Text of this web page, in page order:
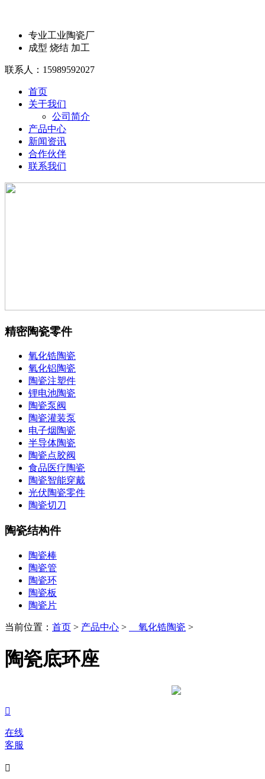
专业工业陶瓷厂
成型 烧结 加工
联系人： 15989592027
首页
关于我们
公司简介
产品中心
新闻资讯
合作伙伴
联系我们
精密陶瓷零件
氧化锆陶瓷
氧化铝陶瓷
陶瓷注塑件
锂电池陶瓷
陶瓷泵阀
陶瓷灌装泵
电子烟陶瓷
半导体陶瓷
陶瓷点胶阀
食品医疗陶瓷
陶瓷智能穿戴
光伏陶瓷零件
陶瓷切刀
陶瓷结构件
陶瓷棒
陶瓷管
陶瓷环
陶瓷板
陶瓷片
当前位置： 首页 > 产品中心 > 氧化锆陶瓷 >
陶瓷底环座

在线
客服
